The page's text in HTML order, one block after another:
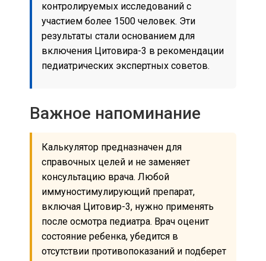
контролируемых исследований с
участием более 1500 человек. Эти
результаты стали основанием для
включения Цитовира-3 в рекомендации
педиатрических экспертных советов.
Важное напоминание
Калькулятор предназначен для
справочных целей и не заменяет
консультацию врача. Любой
иммуностимулирующий препарат,
включая Цитовир-3, нужно применять
после осмотра педиатра. Врач оценит
состояние ребенка, убедится в
отсутствии противопоказаний и подберет